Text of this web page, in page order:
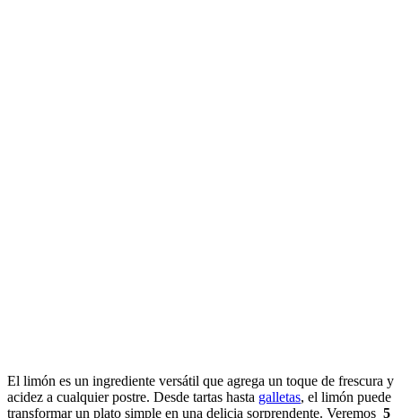
El limón es un ingrediente versátil que agrega un toque de frescura y
acidez a cualquier postre. Desde tartas hasta galletas, el limón puede
transformar un plato simple en una delicia sorprendente. Veremos 5